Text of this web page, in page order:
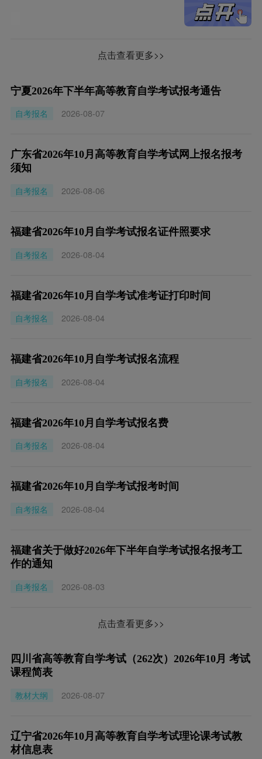
点击查看更多>>
宁夏2026年下半年高等教育自学考试报考通告
自考报名
2026-08-07
广东省2026年10月高等教育自学考试网上报名报考
须知
自考报名
2026-08-06
福建省2026年10月自学考试报名证件照要求
自考报名
2026-08-04
福建省2026年10月自学考试准考证打印时间
自考报名
2026-08-04
福建省2026年10月自学考试报名流程
自考报名
2026-08-04
福建省2026年10月自学考试报名费
自考报名
2026-08-04
福建省2026年10月自学考试报考时间
自考报名
2026-08-04
福建省关于做好2026年下半年自学考试报名报考工
作的通知
自考报名
2026-08-03
点击查看更多>>
四川省高等教育自学考试（262次）2026年10月 考试
课程简表
教材大纲
2026-08-07
辽宁省2026年10月高等教育自学考试理论课考试教
材信息表